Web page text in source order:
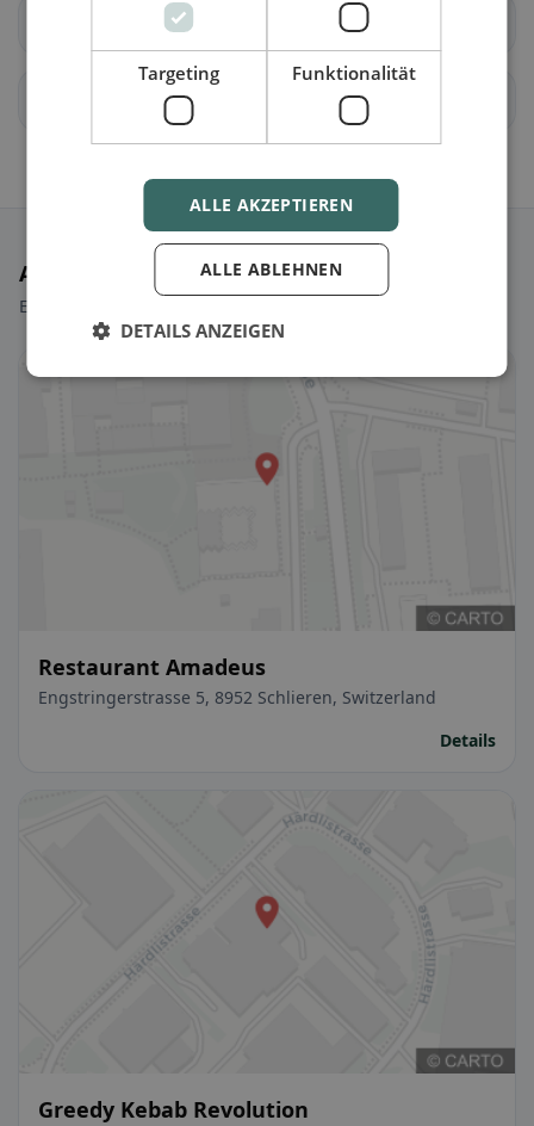
Buch am Irchel
Ausgewählte Restaurants
Ein paar Picks, um sofort loszulegen.
Restaurant Amadeus
Engstringerstrasse 5, 8952 Schlieren, Switzerland
Details
Greedy Kebab Revolution
Targeting Funktionalität
ALLE AKZEPTIEREN
ALLE ABLEHNEN
DETAILS ANZEIGEN